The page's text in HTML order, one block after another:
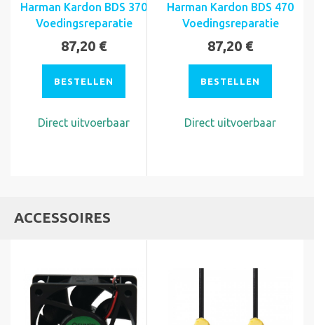
Harman Kardon BDS 370
Voedingsreparatie
87,20 €
BESTELLEN
Direct uitvoerbaar
Harman Kardon BDS 470
Voedingsreparatie
87,20 €
BESTELLEN
Direct uitvoerbaar
ACCESSOIRES